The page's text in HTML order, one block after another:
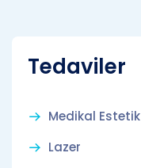
Tedaviler
Medikal Estetik
Lazer